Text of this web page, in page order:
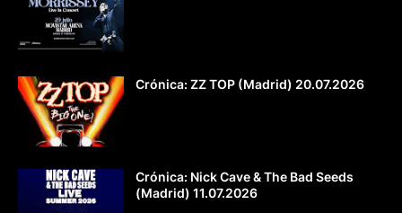
Crónica: ZZ TOP (Madrid) 20.07.2026
Crónica: Nick Cave & The Bad Seeds
(Madrid) 11.07.2026